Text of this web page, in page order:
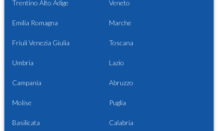
Trentino Alto Adige Veneto
Emilia Romagna Marche
Friuli Venezia Giulia Toscana
Umbria Lazio
Campania Abruzzo
Molise Puglia
Basilicata Calabria